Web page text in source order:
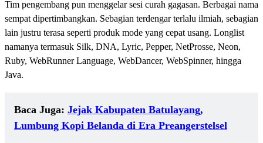
Tim pengembang pun menggelar sesi curah gagasan. Berbagai nama
sempat dipertimbangkan. Sebagian terdengar terlalu ilmiah, sebagian
lain justru terasa seperti produk mode yang cepat usang. Longlist
namanya termasuk Silk, DNA, Lyric, Pepper, NetProsse, Neon,
Ruby, WebRunner Language, WebDancer, WebSpinner, hingga
Java.
Baca Juga: Jejak Kabupaten Batulayang,
Lumbung Kopi Belanda di Era Preangerstelsel